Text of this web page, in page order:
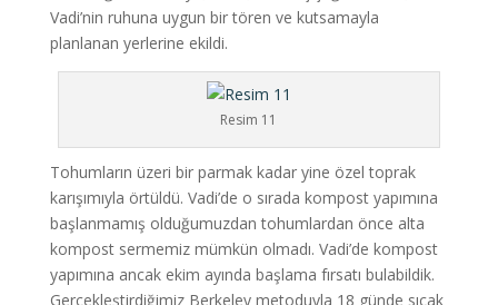
Vadi’nin ruhuna uygun bir tören ve kutsamayla
planlanan yerlerine ekildi.
Resim 11
Tohumların üzeri bir parmak kadar yine özel toprak
karışımıyla örtüldü. Vadi’de o sırada kompost yapımına
başlanmamış olduğumuzdan tohumlardan önce alta
kompost sermemiz mümkün olmadı. Vadi’de kompost
yapımına ancak ekim ayında başlama fırsatı bulabildik.
Gerçekleştirdiğimiz Berkeley metoduyla 18 günde sıcak